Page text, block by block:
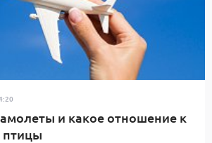
и какое отношение к
птицы